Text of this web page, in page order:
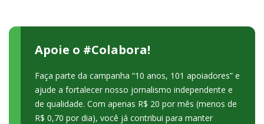
Apoie o #Colabora!
Faça parte da campanha “10 anos, 101 apoiadores” e
ajude a fortalecer nosso jornalismo independente e
de qualidade. Com apenas R$ 20 por mês (menos de
R$ 0,70 por dia), você já contribui para manter